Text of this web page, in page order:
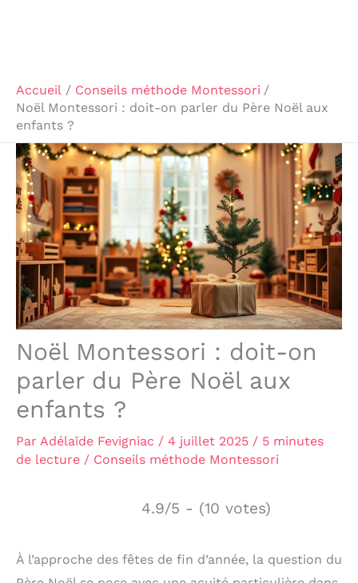
Accueil
Conseils méthode Montessori
Noël Montessori : doit-on parler du Père Noël aux
enfants ?
Noël Montessori : doit-on
parler du Père Noël aux
enfants ?
Par Adélaïde Fevigniac / 4 juillet 2025 / 5 minutes
de lecture / Conseils méthode Montessori
4.9/5 - (10 votes)
À l’approche des fêtes de fin d’année, la question du